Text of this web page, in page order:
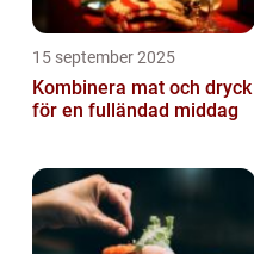
15 september 2025
Kombinera mat och dryck
för en fulländad middag